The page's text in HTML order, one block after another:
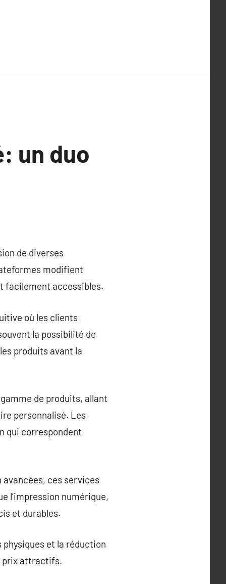
un duo
de diverses
modifient
facilement accessibles.
où les clients
la possibilité de
produits avant la
de produits, allant
personnalisé. Les
qui correspondent
avancées, ces services
l’impression numérique,
et durables.
et la réduction
prix attractifs.